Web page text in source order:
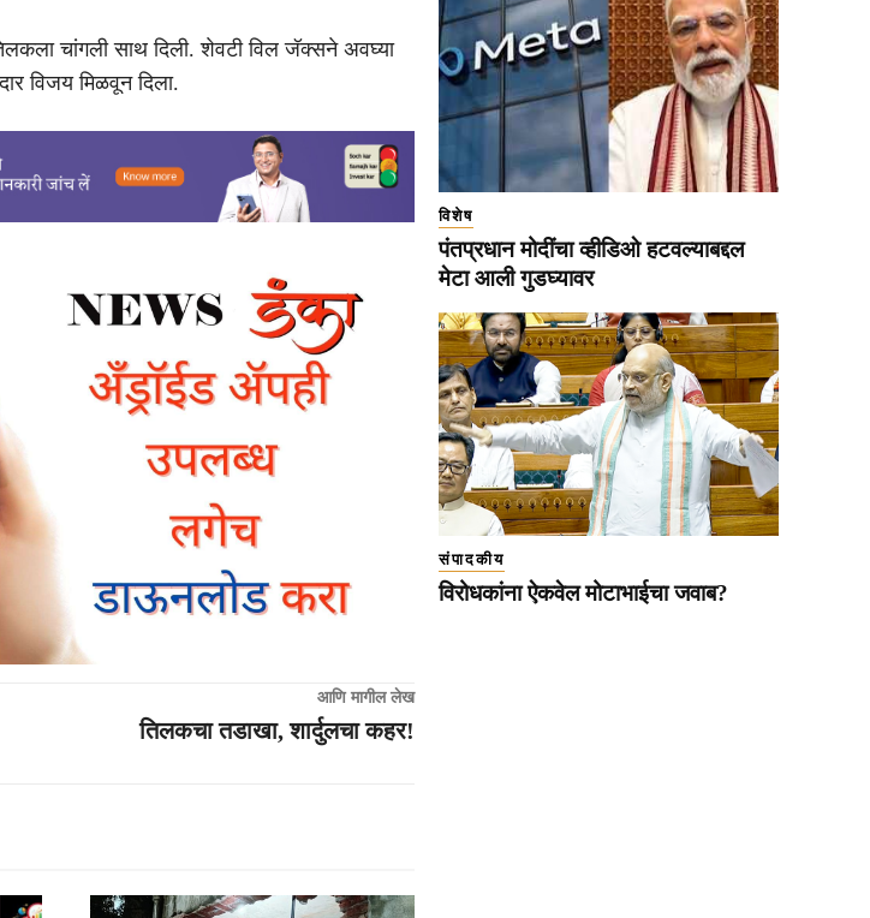
चांगली साथ दिली. शेवटी विल जॅक्सने अवघ्या
विजय मिळवून दिला.
आणि मागील लेख
तिलकचा तडाखा, शार्दुलचा कहर!
विशेष
पंतप्रधान मोदींचा व्हीडिओ हटवल्याबद्दल
मेटा आली गुडघ्यावर
संपादकीय
विरोधकांना ऐकवेल मोटाभाईचा जवाब?